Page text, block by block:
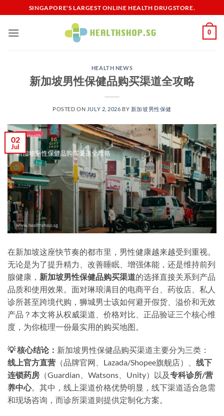
to
content
SINGAPORE'S LARGEST ONLINE HEALTH DRUGSTORE.
0
HEALTH NEWS
新加坡男性保健品购买渠道全攻略
POSTED ON JULY 2, 2026 BY 新加坡男性保健​
02
Jul
在新加坡这座快节奏的都市里，男性健康越来越受到重视。
无论是为了提升精力、改善睡眠、增强体能，还是维持前列
腺健康， 新加坡男性保健品购买渠道的选择直接关系到产品
品质和使用效果。面对琳琅满目的电商平台、药妆店、私人
诊所甚至跨境代购，狮城男士该如何避开假货、溢价和无效
产品？本文将从权威渠道、价格对比、正品验证三个核心维
度，为你梳理一份最实用的购买地图。
💡 核心结论： 新加坡男性保健品购买渠道主要分为三类：
线上官方直营 （品牌官网、Lazada/Shopee旗舰店）、 线下
连锁药房 （Guardian、Watsons、Unity）以及专科诊所/营
养中心。其中，线上渠道价格优势明显，线下渠道适合急需
和现场咨询，而诊所渠道则提供定制化方案。